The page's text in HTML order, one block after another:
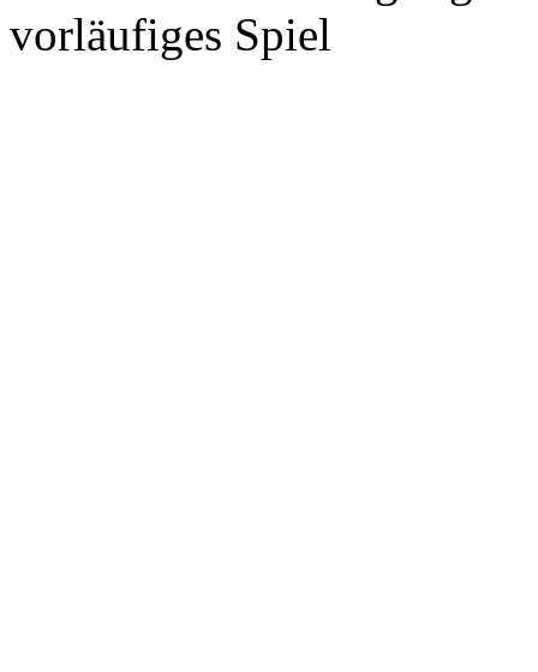
vorläufiges Spiel